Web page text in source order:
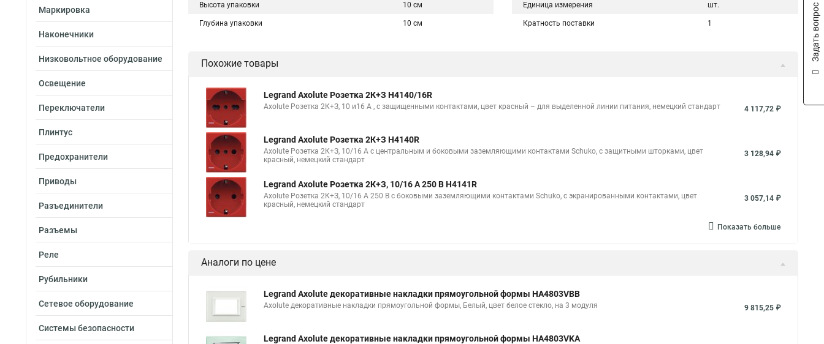
Маркировка
Наконечники
Низковольтное оборудование
Освещение
Переключатели
Плинтус
Предохранители
Приводы
Разъединители
Разъемы
Реле
Рубильники
Сетевое оборудование
Системы безопасности
Высота упаковки 10 см
Глубина упаковки 10 см
Единица измерения шт.
Кратность поставки 1
Похожие товары
Legrand Axolute Розетка 2К+З H4140/16R
Axolute Розетка 2К+З, 10 и16 А , с защищенными контактами, цвет красный – для выделенной линии питания, немецкий стандарт 4 117,72 ₽
Legrand Axolute Розетка 2К+З H4140R
Axolute Розетка 2К+З, 10/16 А с центральным и боковыми заземляющими контактами Schuko, с защитными шторками, цвет
красный, немецкий стандарт
3 128,94 ₽
Legrand Axolute Розетка 2К+З, 10/16 А 250 В H4141R
Axolute Розетка 2К+З, 10/16 А 250 В с боковыми заземляющими контактами Schuko, с экранированными контактами, цвет
красный, немецкий стандарт
3 057,14 ₽
Показать больше
Аналоги по цене
Legrand Axolute декоративные накладки прямоугольной формы HA4803VBB
Axolute декоративные накладки прямоугольной формы, Белый, цвет белое стекло, на 3 модуля 9 815,25 ₽
Legrand Axolute декоративные накладки прямоугольной формы HA4803VKA
Задать вопрос